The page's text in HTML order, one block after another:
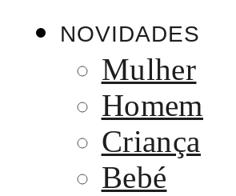
NOVIDADES
Mulher
Homem
Criança
Bebé